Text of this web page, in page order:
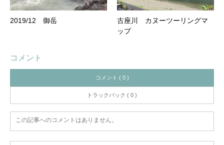
2019/12 御岳
古座川 カヌーツーリングマ
ップ
コメント
コメント ( 0 )
トラックバック ( 0 )
この記事へのコメントはありません。